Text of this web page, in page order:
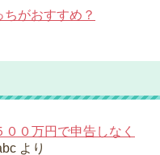
がおすすめ？
０万円で申告しなく
より